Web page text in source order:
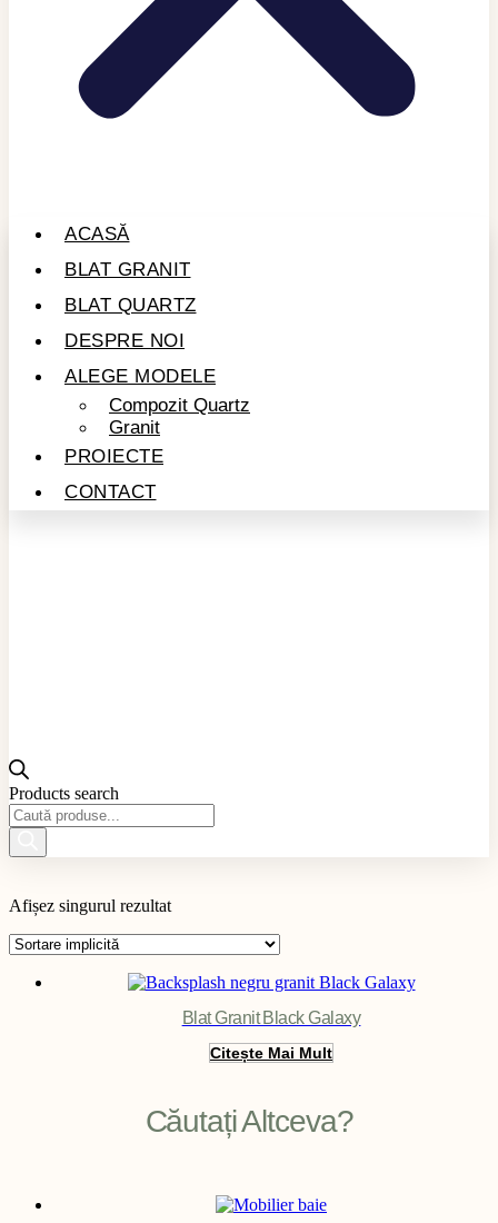
ACASĂ
BLAT GRANIT
BLAT QUARTZ
DESPRE NOI
ALEGE MODELE
Compozit Quartz
Granit
PROIECTE
CONTACT
Products search
Aplicație produs
Exterior / Interior produs
Afișez singurul rezultat
Blat Granit Black Galaxy
Citește Mai Mult
Căutați Altceva?